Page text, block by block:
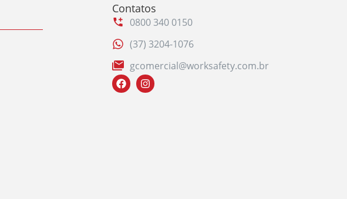
Contatos
0800 340 0150
(37) 3204-1076
gcomercial@worksafety.com.br